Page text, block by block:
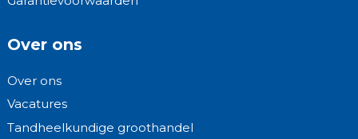
Over ons
Over ons
Vacatures
Tandheelkundige groothandel